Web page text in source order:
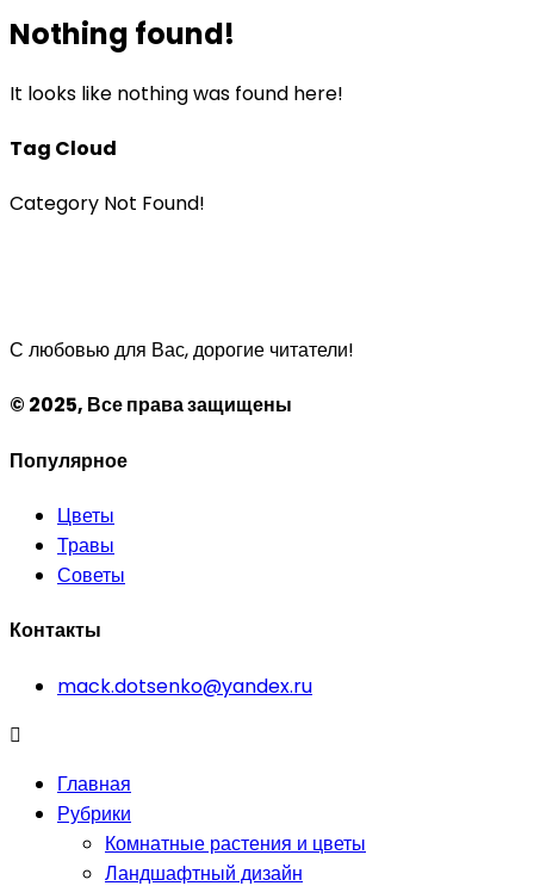
Nothing found!
It looks like nothing was found here!
Tag Cloud
Category Not Found!
С любовью для Вас, дорогие читатели!
© 2025, Все права защищены
Популярное
Цветы
Травы
Советы
Контакты
mack.dotsenko@yandex.ru
Главная
Рубрики
Комнатные растения и цветы
Ландшафтный дизайн